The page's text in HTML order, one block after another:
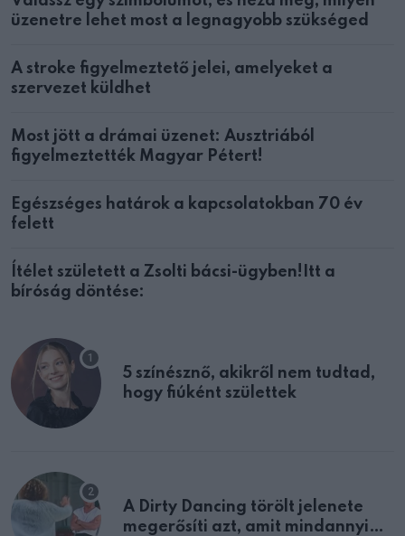
üzenetre lehet most a legnagyobb szükséged
A stroke figyelmeztető jelei, amelyeket a
szervezet küldhet
Most jött a drámai üzenet: Ausztriából
figyelmeztették Magyar Pétert!
Egészséges határok a kapcsolatokban 70 év
felett
Ítélet született a Zsolti bácsi-ügyben!Itt a
bíróság döntése:
5 színésznő, akikről nem tudtad,
hogy fiúként születtek
A Dirty Dancing törölt jelenete
megerősíti azt, amit mindannyian